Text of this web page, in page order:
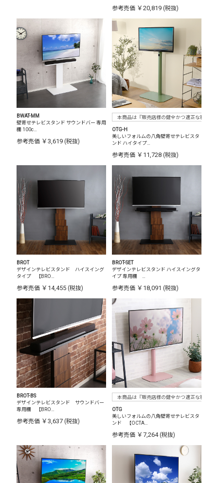
参考売価 ￥20,819 (税抜)
BWAT-MM
壁寄せテレビスタンド サウンドバー 専用
棚 100c…
参考売価 ￥3,619 (税抜)
本商品は『販売店様の健全かつ適正な利益確
OTG-H
美しいフォルムの八角壁寄せテレビスタ
ンド ハイタイプ…
参考売価 ￥11,728 (税抜)
BROT
デザインテレビスタンド ハイスイング
タイプ 【BRO…
参考売価 ￥14,455 (税抜)
BROT-SET
デザインテレビスタンド ハイスイングタ
イプ 専用棚 …
参考売価 ￥18,091 (税抜)
BROT-BS
デザインテレビスタンド サウンドバー
専用棚 【BRO…
参考売価 ￥3,637 (税抜)
本商品は『販売店様の健全かつ適正な利益確
OTG
美しいフォルムの八角壁寄せテレビスタ
ンド 【OCTA…
参考売価 ￥7,264 (税抜)